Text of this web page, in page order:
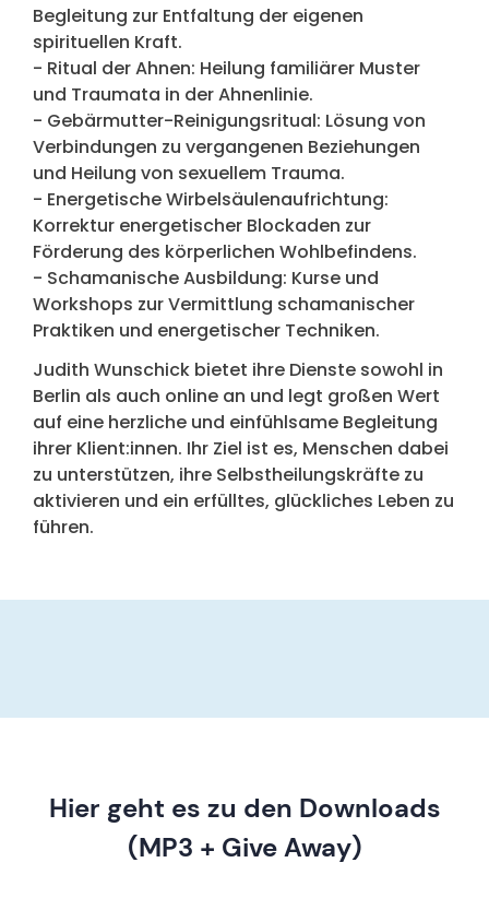
Begleitung zur Entfaltung der eigenen
spirituellen Kraft.
- Ritual der Ahnen: Heilung familiärer Muster
und Traumata in der Ahnenlinie.
- Gebärmutter-Reinigungsritual: Lösung von
Verbindungen zu vergangenen Beziehungen
und Heilung von sexuellem Trauma.
- Energetische Wirbelsäulenaufrichtung:
Korrektur energetischer Blockaden zur
Förderung des körperlichen Wohlbefindens.
- Schamanische Ausbildung: Kurse und
Workshops zur Vermittlung schamanischer
Praktiken und energetischer Techniken.
Judith Wunschick bietet ihre Dienste sowohl in
Berlin als auch online an und legt großen Wert
auf eine herzliche und einfühlsame Begleitung
ihrer Klient:innen. Ihr Ziel ist es, Menschen dabei
zu unterstützen, ihre Selbstheilungskräfte zu
aktivieren und ein erfülltes, glückliches Leben zu
führen.
Hier geht es zu den Downloads
(MP3 + Give Away)